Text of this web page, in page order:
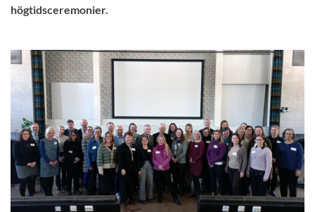
högtidsceremonier.